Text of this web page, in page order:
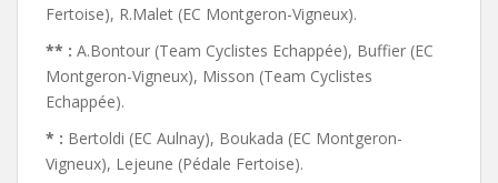
Fertoise), R.Malet (EC Montgeron-Vigneux).
** : A.Bontour (Team Cyclistes Echappée), Buffier (EC
Montgeron-Vigneux), Misson (Team Cyclistes
Echappée).
* : Bertoldi (EC Aulnay), Boukada (EC Montgeron-
Vigneux), Lejeune (Pédale Fertoise).